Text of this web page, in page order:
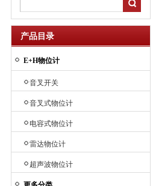
产品目录
E+H物位计
音叉开关
音叉式物位计
电容式物位计
雷达物位计
超声波物位计